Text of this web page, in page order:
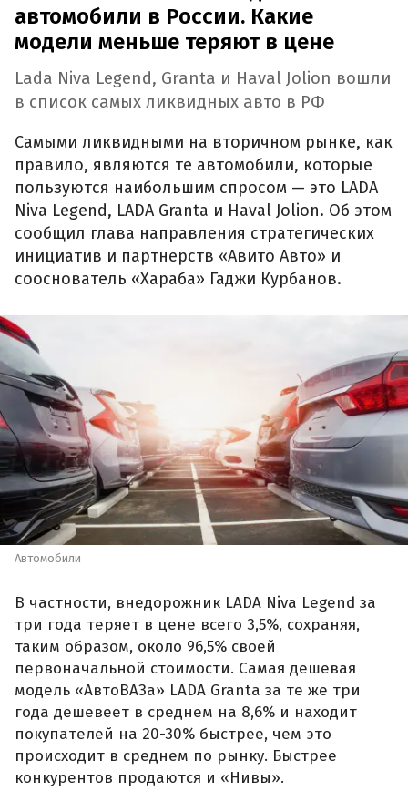
автомобили в России. Какие
модели меньше теряют в цене
Lada Niva Legend, Granta и Haval Jolion вошли
в список самых ликвидных авто в РФ
Самыми ликвидными на вторичном рынке, как
правило, являются те автомобили, которые
пользуются наибольшим спросом — это LADA
Niva Legend, LADA Granta и Haval Jolion. Об этом
сообщил глава направления стратегических
инициатив и партнерств «Авито Авто» и
сооснователь «Хараба» Гаджи Курбанов.
Автомобили
В частности, внедорожник LADA Niva Legend за
три года теряет в цене всего 3,5%, сохраняя,
таким образом, около 96,5% своей
первоначальной стоимости. Самая дешевая
модель «АвтоВАЗа» LADA Granta за те же три
года дешевеет в среднем на 8,6% и находит
покупателей на 20-30% быстрее, чем это
происходит в среднем по рынку. Быстрее
конкурентов продаются и «Нивы».